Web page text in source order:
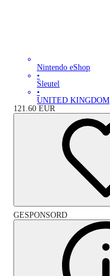
Nintendo eShop
•
Sleutel
•
UNITED KINGDOM
121.60 EUR
GESPONSORD